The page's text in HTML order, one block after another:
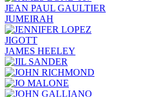
JEAN PAUL GAULTIER
JUMEIRAH
JIGOTT
JAMES HEELEY